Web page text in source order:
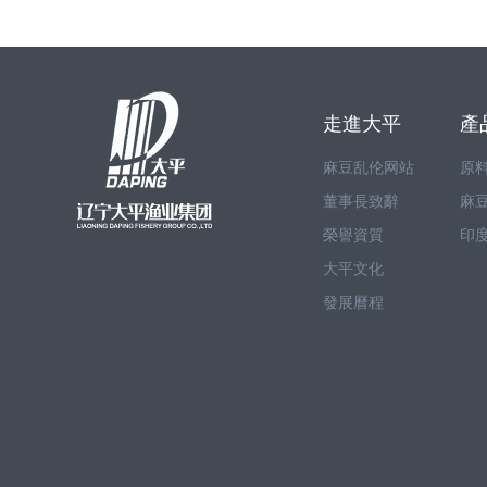
走進大平
麻豆乱伦网站
董事長致辭
榮譽資質
大平文化
發展曆程
產
原
麻
印